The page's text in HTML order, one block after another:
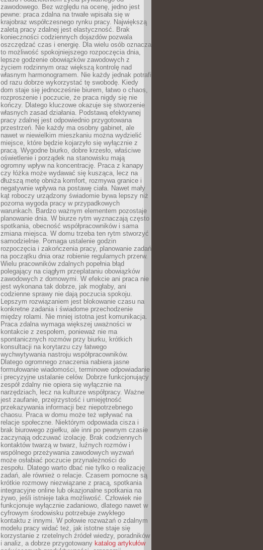
zawodowego. Bez względu na ocenę, jedno jest
pewne: praca zdalna na trwałe wpisała się w
krajobraz współczesnego rynku pracy. Największą
zaletą pracy zdalnej jest elastyczność. Brak
konieczności codziennych dojazdów pozwala
oszczędzać czas i energię. Dla wielu osób oznacza
to możliwość spokojniejszego rozpoczęcia dnia,
lepsze godzenie obowiązków zawodowych z
życiem rodzinnym oraz większą kontrolę nad
własnym harmonogramem. Nie każdy jednak potrafi
od razu dobrze wykorzystać tę swobodę. Kiedy
dom staje się jednocześnie biurem, łatwo o chaos,
rozproszenie i poczucie, że praca nigdy się nie
kończy. Dlatego kluczowe okazuje się stworzenie
własnych zasad działania. Podstawą efektywnej
pracy zdalnej jest odpowiednio przygotowana
przestrzeń. Nie każdy ma osobny gabinet, ale
nawet w niewielkim mieszkaniu można wydzielić
miejsce, które będzie kojarzyło się wyłącznie z
pracą. Wygodne biurko, dobre krzesło, właściwe
oświetlenie i porządek na stanowisku mają
ogromny wpływ na koncentrację. Praca z kanapy
czy łóżka może wydawać się kusząca, lecz na
dłuższą metę obniża komfort, rozmywa granice i
negatywnie wpływa na postawę ciała. Nawet mały
kąt roboczy urządzony świadomie bywa lepszy niż
pozorna wygoda pracy w przypadkowych
warunkach. Bardzo ważnym elementem pozostaje
planowanie dnia. W biurze rytm wyznaczają często
spotkania, obecność współpracowników i sama
zmiana miejsca. W domu trzeba ten rytm stworzyć
samodzielnie. Pomaga ustalenie godzin
rozpoczęcia i zakończenia pracy, planowanie zadań
na początku dnia oraz robienie regularnych przerw.
Wielu pracowników zdalnych popełnia błąd
polegający na ciągłym przeplataniu obowiązków
zawodowych z domowymi. W efekcie ani praca nie
jest wykonana tak dobrze, jak mogłaby, ani
codzienne sprawy nie dają poczucia spokoju.
Lepszym rozwiązaniem jest blokowanie czasu na
konkretne zadania i świadome przechodzenie
między rolami. Nie mniej istotna jest komunikacja.
Praca zdalna wymaga większej uważności w
kontakcie z zespołem, ponieważ nie ma
spontanicznych rozmów przy biurku, krótkich
konsultacji na korytarzu czy łatwego
wychwytywania nastroju współpracowników.
Dlatego ogromnego znaczenia nabiera jasne
formułowanie wiadomości, terminowe odpowiadanie
i precyzyjne ustalanie celów. Dobrze funkcjonujący
zespół zdalny nie opiera się wyłącznie na
narzędziach, lecz na kulturze współpracy. Ważne
jest zaufanie, przejrzystość i umiejętność
przekazywania informacji bez niepotrzebnego
chaosu. Praca w domu może też wpływać na
relacje społeczne. Niektórym odpowiada cisza i
brak biurowego zgiełku, ale inni po pewnym czasie
zaczynają odczuwać izolację. Brak codziennych
kontaktów twarzą w twarz, luźnych rozmów i
wspólnego przeżywania zawodowych wyzwań
może osłabiać poczucie przynależności do
zespołu. Dlatego warto dbać nie tylko o realizację
zadań, ale również o relacje. Czasem pomocne są
krótkie rozmowy niezwiązane z pracą, spotkania
integracyjne online lub okazjonalne spotkania na
żywo, jeśli istnieje taka możliwość. Człowiek nie
funkcjonuje wyłącznie zadaniowo, dlatego nawet w
cyfrowym środowisku potrzebuje zwykłego
kontaktu z innymi. W połowie rozważań o zdalnym
modelu pracy widać też, jak istotne staje się
korzystanie z rzetelnych źródeł wiedzy, poradników
i analiz, a dobrze przygotowany katalog artykułów